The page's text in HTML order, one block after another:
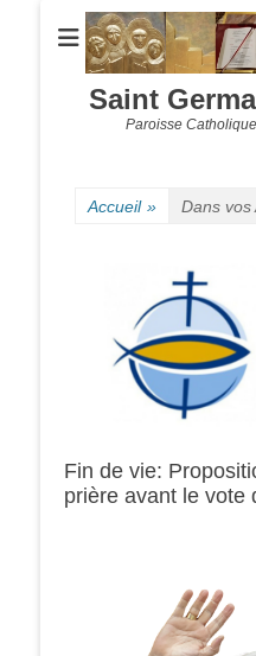
Saint
Paroisse
Accueil » Dans vos
Fin de vie:
prière avant le vote